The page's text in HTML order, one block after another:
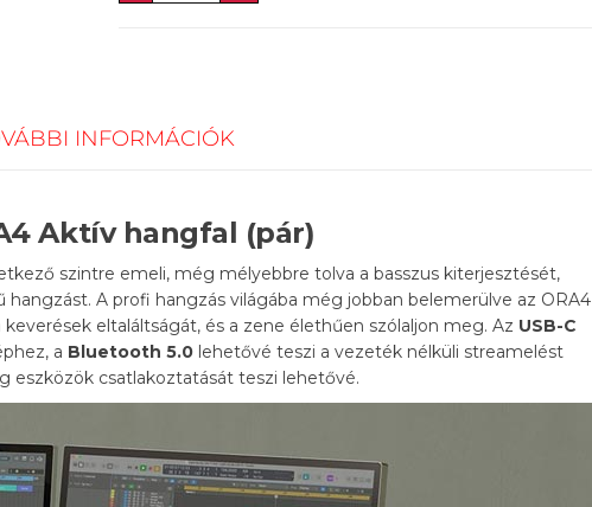
INFORMÁCIÓK
Aktív hangfal (pár)
szintre emeli, még mélyebbre tolva a basszus kiterjesztését,
A profi hangzás világába még jobban belemerülve az ORA4
eltaláltságát, és a zene élethűen szólaljon meg. Az USB-C
a Bluetooth 5.0 lehetővé teszi a vezeték nélküli streamelést
eszközök csatlakoztatását teszi lehetővé.